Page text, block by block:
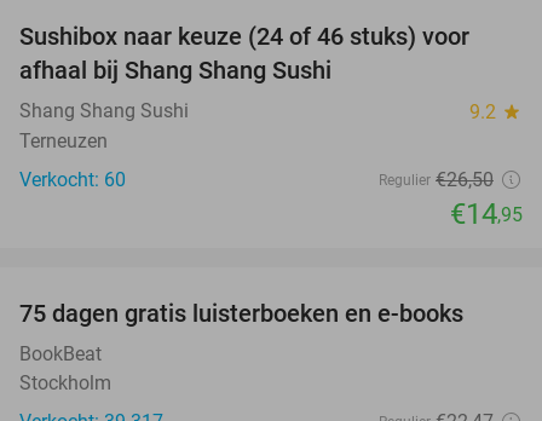
44%
Sushibox naar keuze (24 of 46 stuks) voor
afhaal bij Shang Shang Sushi
Shang Shang Sushi 9.2 star
Terneuzen
Verkocht: 60
Regulier €26,50
€14,95
75 dagen gratis luisterboeken en e-books
BookBeat
Stockholm